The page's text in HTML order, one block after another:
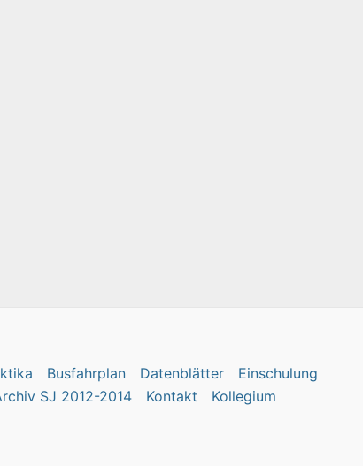
Busfahrplan Datenblätter
Einschulung
SJ 2012-2014 Kontakt
Kollegium